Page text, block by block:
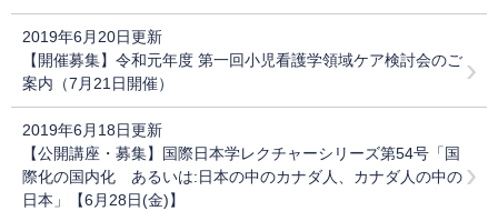
2019年6月20日更新
【開催募集】令和元年度 第一回小児看護学領域ケア検討会のご
案内（7月21日開催）
2019年6月18日更新
【公開講座・募集】国際日本学レクチャーシリーズ第54号「国
際化の国内化 あるいは:日本の中のカナダ人、カナダ人の中の
日本」【6月28日(金)】